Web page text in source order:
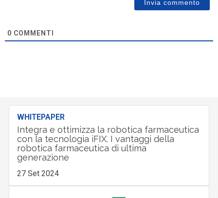
0 COMMENTI
WHITEPAPER
Integra e ottimizza la robotica farmaceutica
con la tecnologia iFIX. I vantaggi della
robotica farmaceutica di ultima
generazione
27 Set 2024